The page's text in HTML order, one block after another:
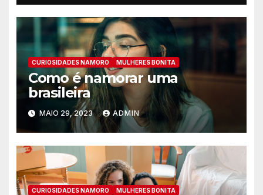
CURIOSIDADES NAMORO MULHERES BONITA
Como é namorar uma
brasileira
MAIO 29, 2023 ADMIN
CURIOSIDADES NAMORO MULHERES BONITA